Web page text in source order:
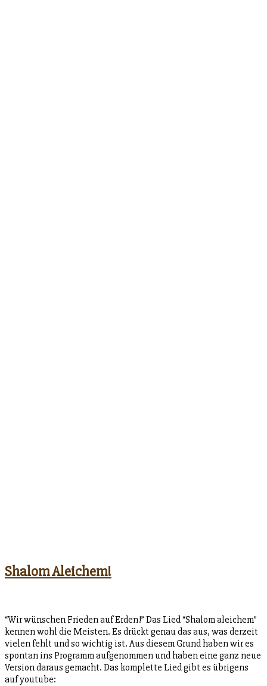
Shalom Aleichem!
“Wir wünschen Frieden auf Erden!” Das Lied “Shalom aleichem”
kennen wohl die Meisten. Es drückt genau das aus, was derzeit
vielen fehlt und so wichtig ist. Aus diesem Grund haben wir es
spontan ins Programm aufgenommen und haben eine ganz neue
Version daraus gemacht. Das komplette Lied gibt es übrigens
auf youtube: